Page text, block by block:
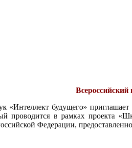
Всероссийский
«Интеллект будущего» приглашает
проводится в рамках проекта
Федерации,